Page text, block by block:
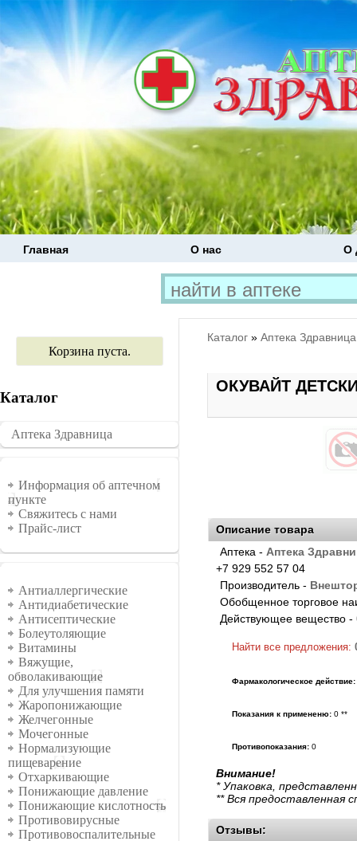
Главная О нас О
Корзина пуста.
Каталог
�������
Аптека Здравница
Информация
Информация об аптечном
пункте
Свяжитесь с нами
Прайс-лист
Группы
Антиаллергические
Антидиабетические
Антисептические
Болеутоляющие
Витамины
Вяжущие,
обволакивающие
Для улучшения памяти
Жаропонижающие
Желчегонные
Мочегонные
Нормализующие
пищеварение
Отхаркивающие
Понижающие давление
Понижающие кислотность
Противовирусные
Противовоспалительные
Каталог » Аптека Здравница
ОКУВАЙТ
Описание товара
Аптека - Аптека
+7 929 552 57 04
Производитель -
Обобщенное торговое
Действующее вещество -
Найти все предложения:
Фармакологическое действие:
Показания к примененю: 0 **
Противопоказания: 0
Внимание!
* Упаковка,
** Вся предоставленная
Отзывы: